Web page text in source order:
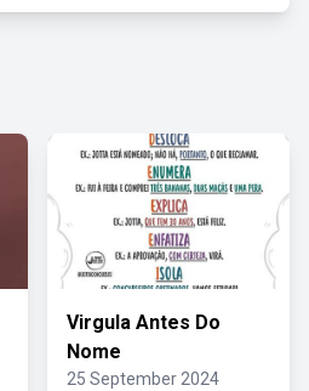
Virgula Antes Do
Nome
25 September 2024